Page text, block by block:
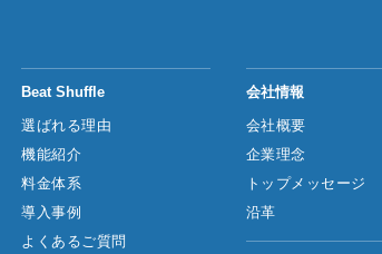
Beat Shuffle
選ばれる理由
機能紹介
料金体系
導入事例
よくあるご質問
会社情報
会社概要
企業理念
トップメッセージ
沿革